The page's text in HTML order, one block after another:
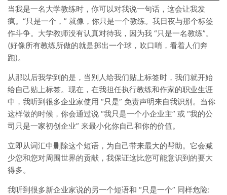
当我是一名大学教练时，你可以对我说一句话，这会让我发
疯。“只是一个，” 就像，你只是一个教练。我日夜与那个标签
作斗争。大学教师没有认真对待我，因为我 “只是一名教练”。
(好像所有教练所做的就是掷出一个球，吹口哨，看着人们奔
跑)。
从那以后我学到的是，当别人给我们贴上标签时，我们就开始
给自己贴上标签。现在，在我担任执行教练和作家的职业生涯
中，我听到很多企业家使用 “只是” 免责声明来自我识别。当你
这样做的时候，你会通过说 “我只是一个小企业主” 或 “我的公
司只是一家初创企业” 来最小化你自己和你的价值。
立即从词汇中删除这个短语，为自己带来最大的帮助。它会减
少您和您对周围世界的贡献，我保证这比您可能意识到的要大
得多。
我听到很多新企业家说的另一个短语和 “只是一个” 同样危险: